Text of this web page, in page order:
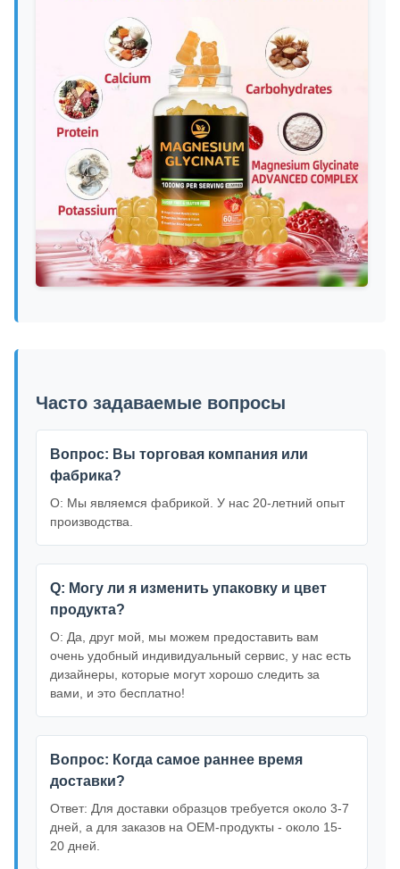
Часто задаваемые вопросы
Вопрос: Вы торговая компания или
фабрика?
О: Мы являемся фабрикой. У нас 20-летний опыт
производства.
Q: Могу ли я изменить упаковку и цвет
продукта?
О: Да, друг мой, мы можем предоставить вам
очень удобный индивидуальный сервис, у нас есть
дизайнеры, которые могут хорошо следить за
вами, и это бесплатно!
Вопрос: Когда самое раннее время
доставки?
Ответ: Для доставки образцов требуется около 3-7
дней, а для заказов на OEM-продукты - около 15-
20 дней.